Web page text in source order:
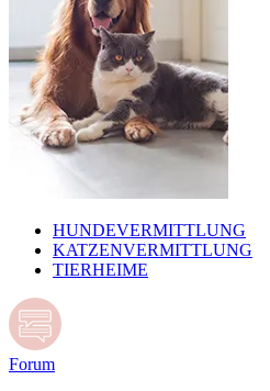
HUNDEVERMITTLUNG
KATZENVERMITTLUNG
TIERHEIME
Forum